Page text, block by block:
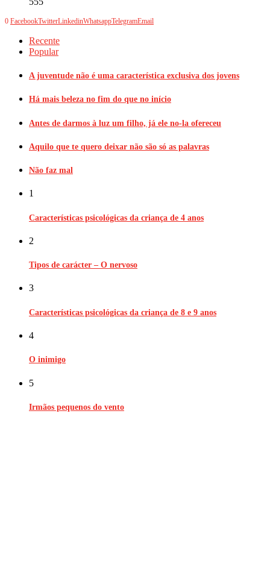
0 FacebookTwitterLinkedinWhatsappTelegramEmail
Recente
Popular
A juventude não é uma característica exclusiva dos jovens
Há mais beleza no fim do que no início
Antes de darmos à luz um filho, já ele no-la ofereceu
Aquilo que te quero deixar não são só as palavras
Não faz mal
1
Características psicológicas da criança de 4 anos
2
Tipos de carácter – O nervoso
3
Características psicológicas da criança de 8 e 9 anos
4
O inimigo
5
Irmãos pequenos do vento